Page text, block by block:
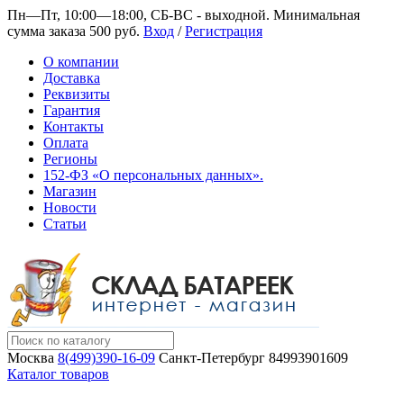
Пн—Пт, 10:00—18:00, СБ-ВС - выходной. Минимальная
сумма заказа 500 руб. Вход /Регистрация
О компании
Доставка
Реквизиты
Гарантия
Контакты
Оплата
Регионы
152-ФЗ «О персональных данных».
Магазин
Новости
Статьи
Москва 8(499)390-16-09 Санкт-Петербург 84993901609
Каталог товаров